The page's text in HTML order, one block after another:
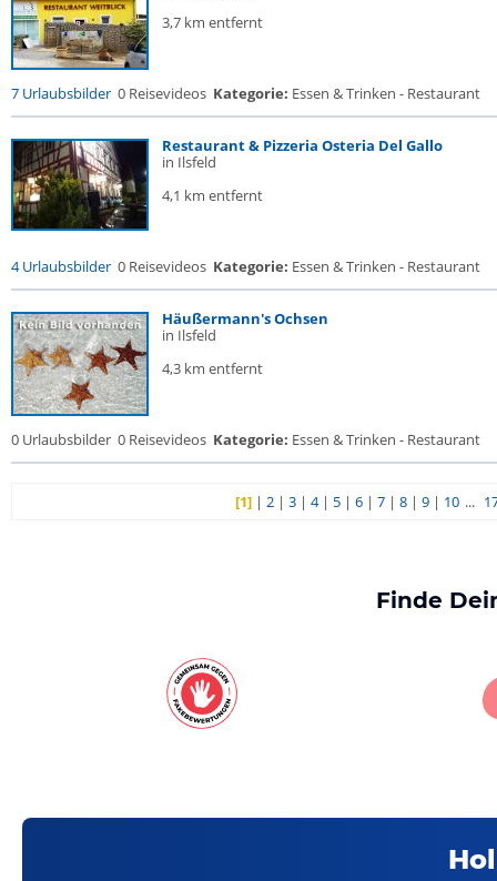
3,7 km entfernt
7 Urlaubsbilder 0 Reisevideos Kategorie: Essen & Trinken - Restaurant
Restaurant & Pizzeria Osteria Del Gallo
in Ilsfeld
4,1 km entfernt
4 Urlaubsbilder 0 Reisevideos Kategorie: Essen & Trinken - Restaurant
Häußermann's Ochsen
in Ilsfeld
4,3 km entfernt
0 Urlaubsbilder 0 Reisevideos Kategorie: Essen & Trinken - Restaurant
[1]| 2| 3| 4| 5| 6| 7| 8| 9| 10 ...
Finde